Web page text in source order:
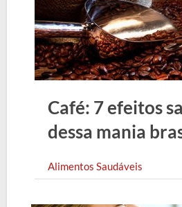
Café: 7 efeitos
dessa mania
Alimentos Saudáveis